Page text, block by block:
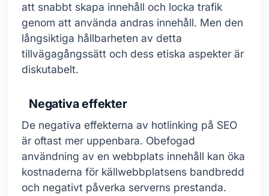
att snabbt skapa innehåll och locka trafik
genom att använda andras innehåll. Men den
långsiktiga hållbarheten av detta
tillvägagångssätt och dess etiska aspekter är
diskutabelt.
Negativa effekter
De negativa effekterna av hotlinking på SEO
är oftast mer uppenbara. Obefogad
användning av en webbplats innehåll kan öka
kostnaderna för källwebbplatsens bandbredd
och negativt påverka serverns prestanda.